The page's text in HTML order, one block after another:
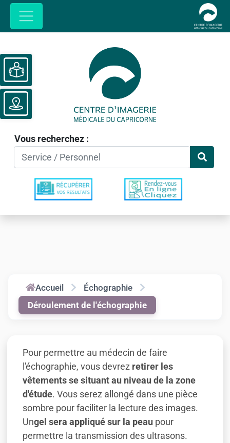
Vous recherchez :
Ouvrir la barre d’outils
Accueil
Échographie
Déroulement de l'échographie
Pour permettre au médecin de faire
l'échographie, vous devrez retirer les
vêtements se situant au niveau de la zone
d'étude. Vous serez allongé dans une pièce
sombre pour faciliter la lecture des images.
Ungel sera appliqué sur la peaupour
permettre la transmission des ultrasons.